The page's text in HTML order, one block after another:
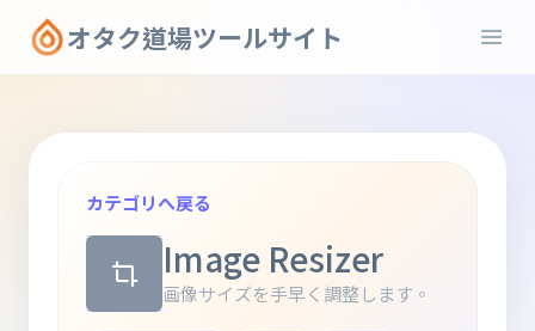
オタク道場ツールサイト
カテゴリへ戻る
Image Resizer
画像サイズを手早く調整します。